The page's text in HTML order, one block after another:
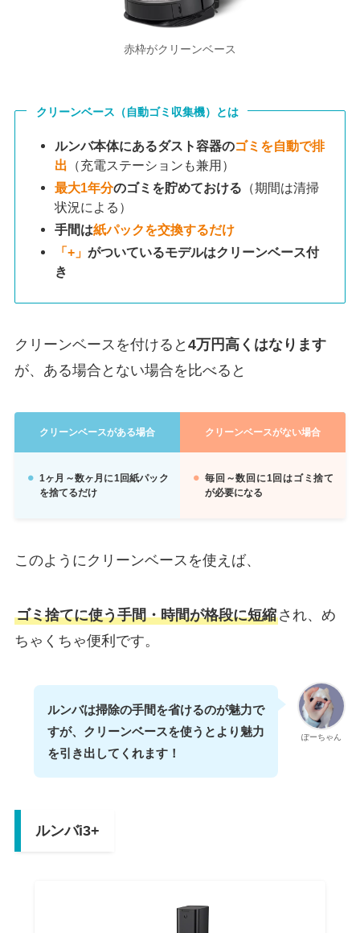
赤枠がクリーンベース
クリーンベース（自動ゴミ収集機）とは
ルンバ本体にあるダスト容器のゴミを自動で排
出 （充電ステーションも兼用）
最大1年分のゴミを貯めておける （期間は清掃
状況による）
手間は紙パックを交換するだけ
「+」がついているモデルはクリーンベース付
き
クリーンベースを付けると 4万円高くはなります
が、ある場合とない場合を比べると
クリーンベースがある場合 クリーンベースがない場合
1ヶ月～数ヶ月に1回紙パック
を捨てるだけ
毎回～数回に1回はゴミ捨て
が必要になる
このようにクリーンベースを使えば、
ゴミ捨てに使う手間・時間が格段に短縮され、め
ちゃくちゃ便利です。
ぽーちゃん
ルンバは掃除の手間を省けるのが魅力で
すが、クリーンベースを使うとより魅力
を引き出してくれます！
ルンバi3+